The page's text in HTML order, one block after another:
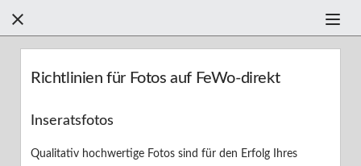
Finden Sie anhand der Kategorien Hilfe
Finden einer Ferienunterkunft

Richtlinien für Fotos auf FeWo-direkt
Inseratsfotos
Qualitativ hochwertige Fotos sind für den Erfolg Ihres